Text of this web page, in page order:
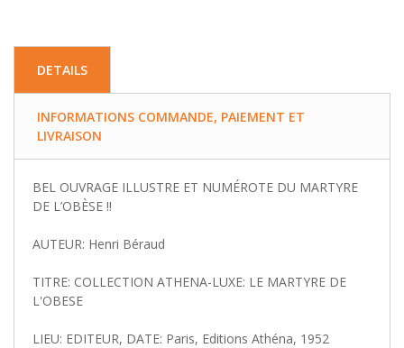
DETAILS
INFORMATIONS COMMANDE, PAIEMENT ET
LIVRAISON
BEL OUVRAGE ILLUSTRE ET NUMÉROTE DU MARTYRE
DE L’OBÈSE !!
AUTEUR: Henri Béraud
TITRE: COLLECTION ATHENA-LUXE: LE MARTYRE DE
L'OBESE
LIEU: EDITEUR, DATE: Paris, Editions Athéna, 1952